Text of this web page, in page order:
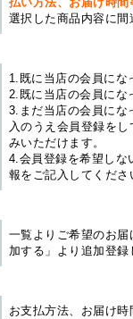
選択した商品内容に
1.既に当店の会員にな
2.既に当店の会員にな
3.まだ当店の会員にな
入のうえ会員登録を
みいただけます。
4.会員登録を希望しな
報をご記入してくださ
一覧よりご希望のお
加する」より追加登
お支払方法、お届け